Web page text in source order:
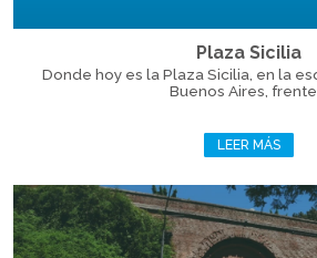
Plaza Sicilia
Donde hoy es la Plaza Sicilia, en la
Buenos Aires, frente...
LEER MÁS